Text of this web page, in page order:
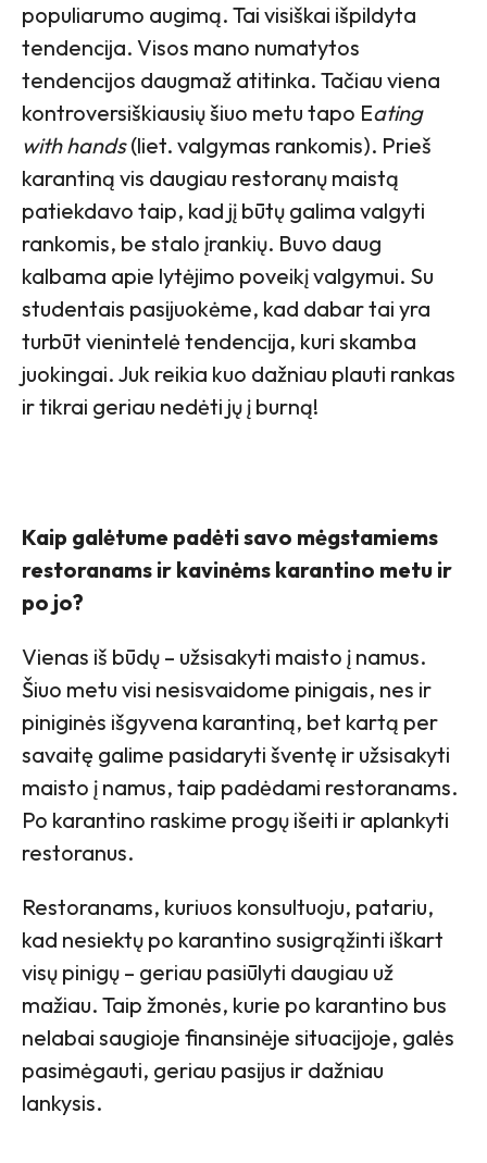
populiarumo augimą. Tai visiškai išpildyta
tendencija. Visos mano numatytos
tendencijos daugmaž atitinka. Tačiau viena
kontroversiškiausių šiuo metu tapo Eating
with hands(liet. valgymas rankomis). Prieš
karantiną vis daugiau restoranų maistą
patiekdavo taip, kad jį būtų galima valgyti
rankomis, be stalo įrankių. Buvo daug
kalbama apie lytėjimo poveikį valgymui. Su
studentais pasijuokėme, kad dabar tai yra
turbūt vienintelė tendencija, kuri skamba
juokingai. Juk reikia kuo dažniau plauti rankas
ir tikrai geriau nedėti jų į burną!
Kaip galėtume padėti savo mėgstamiems
restoranams ir kavinėms karantino metu ir
po jo?
Vienas iš būdų – užsisakyti maisto į namus.
Šiuo metu visi nesisvaidome pinigais, nes ir
piniginės išgyvena karantiną, bet kartą per
savaitę galime pasidaryti šventę ir užsisakyti
maisto į namus, taip padėdami restoranams.
Po karantino raskime progų išeiti ir aplankyti
restoranus.
Restoranams, kuriuos konsultuoju, patariu,
kad nesiektų po karantino susigrąžinti iškart
visų pinigų – geriau pasiūlyti daugiau už
mažiau. Taip žmonės, kurie po karantino bus
nelabai saugioje finansinėje situacijoje, galės
pasimėgauti, geriau pasijus ir dažniau
lankysis.